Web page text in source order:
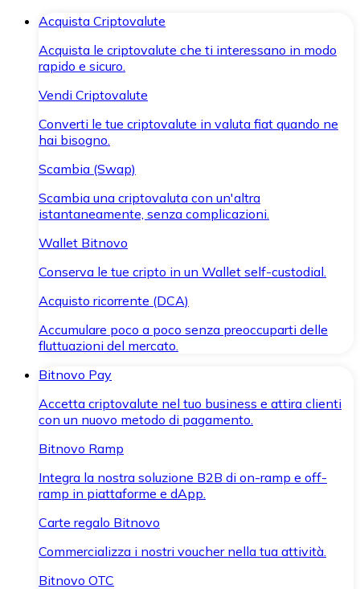
Acquista Criptovalute
Acquista le criptovalute che ti interessano in modo
rapido e sicuro.
Vendi Criptovalute
Converti le tue criptovalute in valuta fiat quando ne
hai bisogno.
Scambia (Swap)
Scambia una criptovaluta con un'altra
istantaneamente, senza complicazioni.
Wallet Bitnovo
Conserva le tue cripto in un Wallet self-custodial.
Acquisto ricorrente (DCA)
Accumulare poco a poco senza preoccuparti delle
fluttuazioni del mercato.
Bitnovo Pay
Accetta criptovalute nel tuo business e attira clienti
con un nuovo metodo di pagamento.
Bitnovo Ramp
Integra la nostra soluzione B2B di on-ramp e off-
ramp in piattaforme e dApp.
Carte regalo Bitnovo
Commercializza i nostri voucher nella tua attività.
Bitnovo OTC